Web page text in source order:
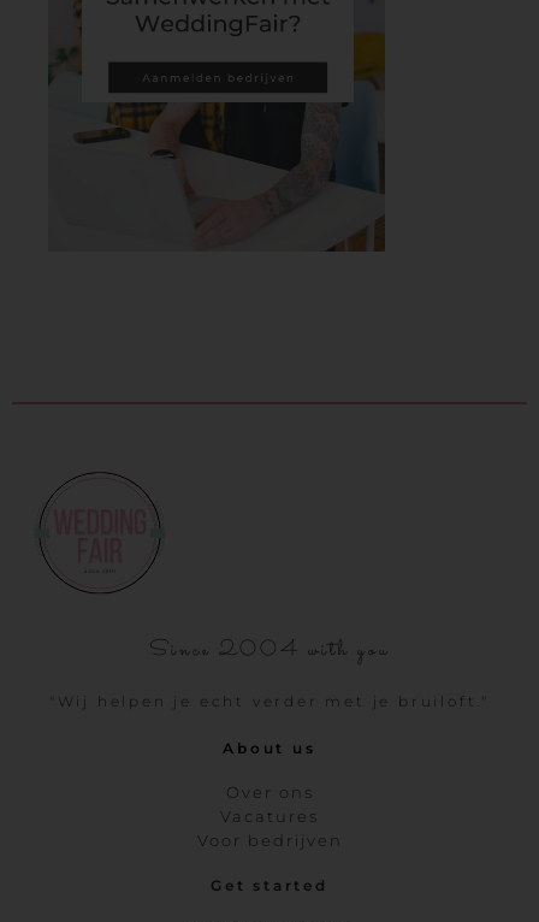
Since 2004 with you
"Wij helpen je echt verder met je bruiloft."
About us
Over ons
Vacatures
Voor bedrijven
Get started